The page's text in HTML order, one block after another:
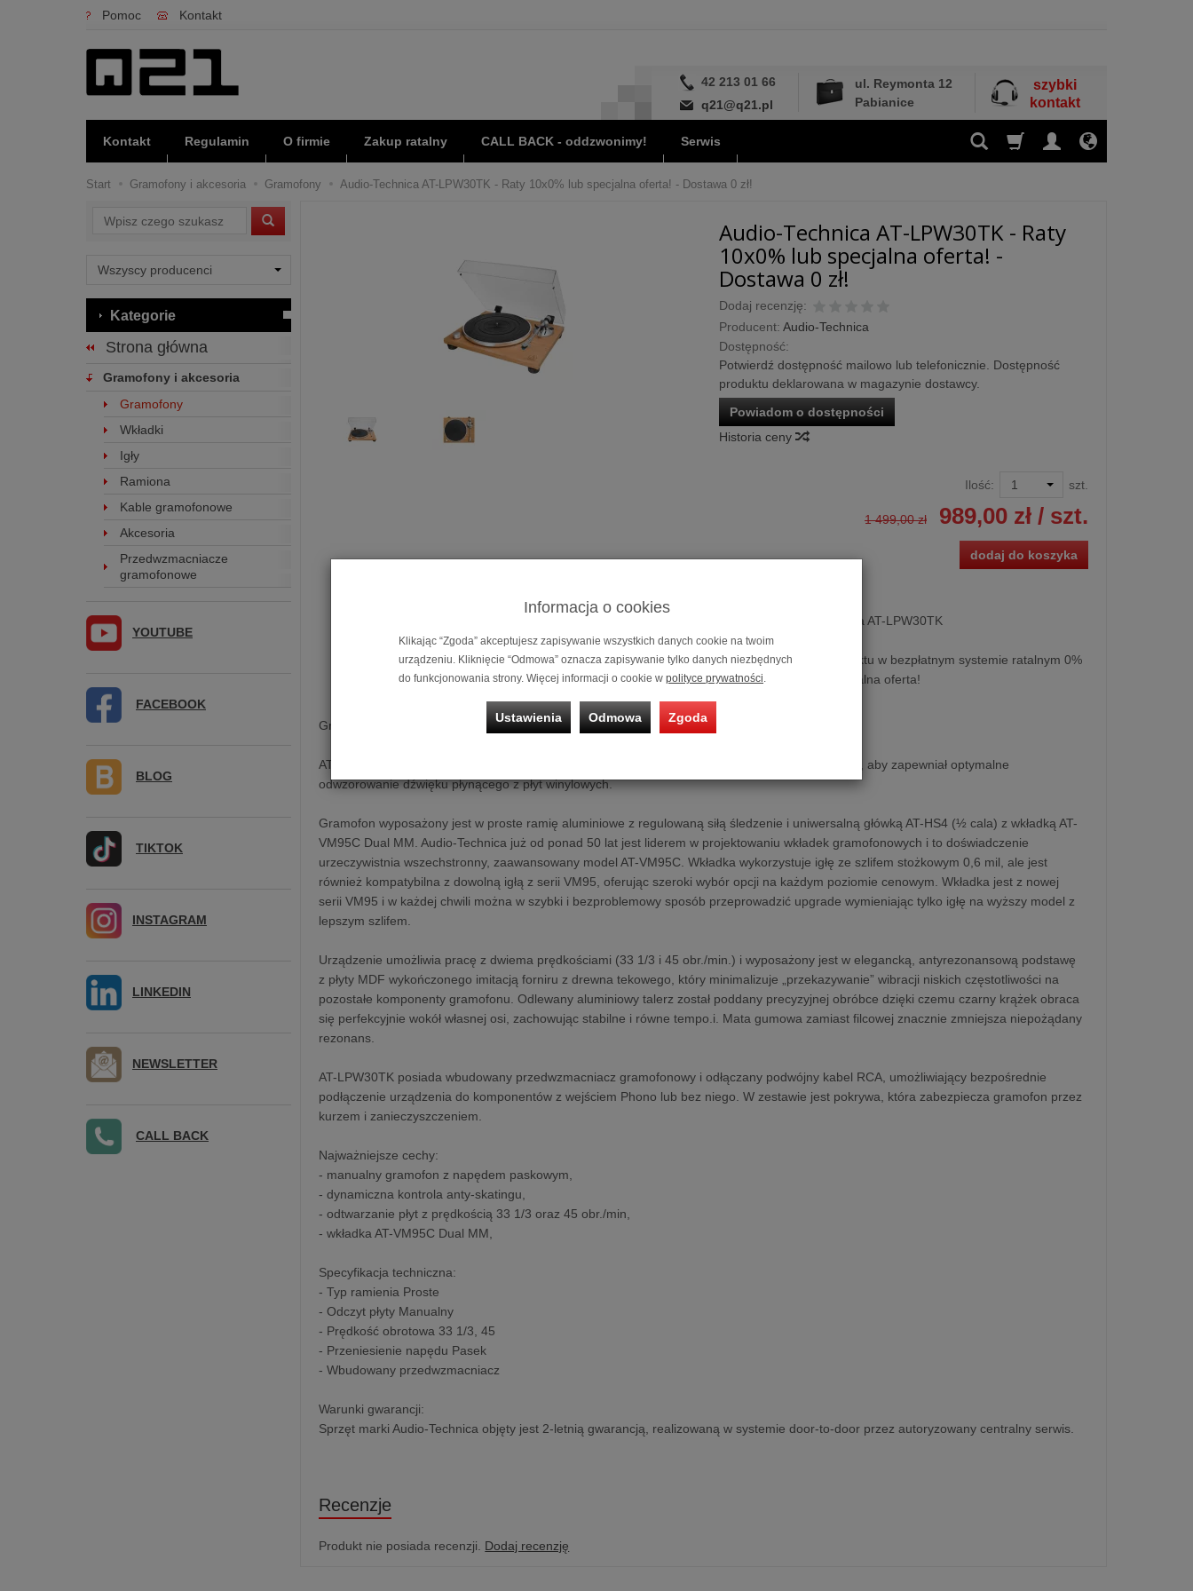
Pomoc Kontakt
42 213 01 66
q21@q21.pl
ul. Reymonta 12
Pabianice
szybki
kontakt
Kontakt Regulamin O firmie Zakup ratalny CALL BACK - oddzwonimy! Serwis
Start Gramofony i akcesoria Gramofony Audio-Technica AT-LPW30TK - Raty 10x0% lub specjalna oferta! - Dostawa 0 zł!
Audio-Technica AT-LPW30TK - Raty
10x0% lub specjalna oferta! -
Dostawa 0 zł!
Dodaj recenzję:
Producent: Audio-Technica
Dostępność:
Potwierdź dostępność mailowo lub telefonicznie. Dostępność
produktu deklarowana w magazynie dostawcy.
Powiadom o dostępności
Historia ceny
Ilość: szt.
1 499,00 zł 989,00 zł/ szt.
dodaj do koszyka
Gramofon Audio-Technica AT-LPW30TK
Możliwość zakupu produktu w bezpłatnym systemie ratalnym 0%
na 10 miesięcy lub specjalna oferta!
Gramofon Audio-Technica AT-LPW30TK
AT-LPW30TK jest w pełni manualnym gramofonem z napędem paskowym, zaprojektowanym tak, aby zapewniał optymalne
odwzorowanie dźwięku płynącego z płyt winylowych.
Gramofon wyposażony jest w proste ramię aluminiowe z regulowaną siłą śledzenie i uniwersalną główką AT-HS4 (½ cala) z wkładką AT-
VM95C Dual MM. Audio-Technica już od ponad 50 lat jest liderem w projektowaniu wkładek gramofonowych i to doświadczenie
urzeczywistnia wszechstronny, zaawansowany model AT-VM95C. Wkładka wykorzystuje igłę ze szlifem stożkowym 0,6 mil, ale jest
również kompatybilna z dowolną igłą z serii VM95, oferując szeroki wybór opcji na każdym poziomie cenowym. Wkładka jest z nowej
serii VM95 i w każdej chwili można w szybki i bezproblemowy sposób przeprowadzić upgrade wymieniając tylko igłę na wyższy model z
lepszym szlifem.
Urządzenie umożliwia pracę z dwiema prędkościami (33 1/3 i 45 obr./min.) i wyposażony jest w elegancką, antyrezonansową podstawę
z płyty MDF wykończonego imitacją forniru z drewna tekowego, który minimalizuje „przekazywanie” wibracji niskich częstotliwości na
pozostałe komponenty gramofonu. Odlewany aluminiowy talerz został poddany precyzyjnej obróbce dzięki czemu czarny krążek obraca
się perfekcyjnie wokół własnej osi, zachowując stabilne i równe tempo.i. Mata gumowa zamiast filcowej znacznie zmniejsza niepożądany
rezonans.
AT-LPW30TK posiada wbudowany przedwzmacniacz gramofonowy i odłączany podwójny kabel RCA, umożliwiający bezpośrednie
podłączenie urządzenia do komponentów z wejściem Phono lub bez niego. W zestawie jest pokrywa, która zabezpiecza gramofon przez
kurzem i zanieczyszczeniem.
Najważniejsze cechy:
- manualny gramofon z napędem paskowym,
- dynamiczna kontrola anty-skatingu,
- odtwarzanie płyt z prędkością 33 1/3 oraz 45 obr./min,
- wkładka AT-VM95C Dual MM,
Specyfikacja techniczna:
- Typ ramienia Proste
- Odczyt płyty Manualny
- Prędkość obrotowa 33 1/3, 45
- Przeniesienie napędu Pasek
- Wbudowany przedwzmacniacz
Warunki gwarancji:
Sprzęt marki Audio-Technica objęty jest 2-letnią gwarancją, realizowaną w systemie door-to-door przez autoryzowany centralny serwis.
Recenzje
Produkt nie posiada recenzji. Dodaj recenzję
Wyszukaj
Kategorie
Strona główna
Gramofony i akcesoria
Gramofony
Wkładki
Igły
Ramiona
Kable gramofonowe
Akcesoria
Przedwzmacniacze
gramofonowe
YOUTUBE
FACEBOOK
BLOG
TIKTOK
INSTAGRAM
LINKEDIN
NEWSLETTER
CALL BACK
Informacja o cookies
Klikając “Zgoda” akceptujesz zapisywanie wszystkich danych cookie na twoim
urządzeniu. Kliknięcie “Odmowa” oznacza zapisywanie tylko danych niezbędnych
do funkcjonowania strony. Więcej informacji o cookie w polityce prywatności.
Ustawienia Odmowa Zgoda